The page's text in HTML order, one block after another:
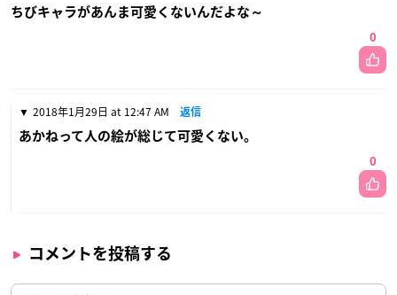
ちびキャラがあんま可愛くないんだよな～
0
2018年1月29日 at 12:47 AM 返信
あかねって人の絵が総じて可愛くない。
0
コメントを投稿する